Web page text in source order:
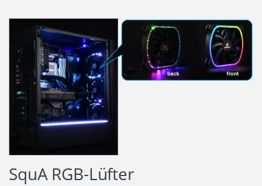
SquA RGB-Lüfter